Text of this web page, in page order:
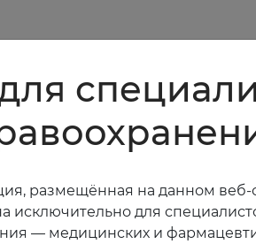
размещённая на данном веб-
исключительно для
— медицинских и